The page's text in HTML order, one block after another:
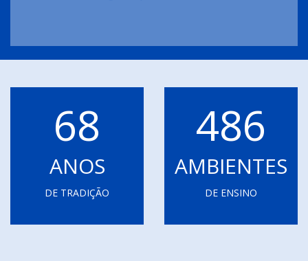
68
ANOS
DE TRADIÇÃO
486
AMBIENTES
DE ENSINO